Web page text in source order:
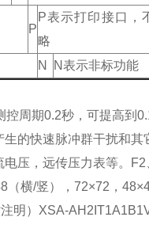
P
P表示打印接口，
略
N
N表示非标功能
周期0.2秒，可提高到
的快速脉冲群干扰和其
压，远传压力表等。
横/竖），72×72，
明）XSA-